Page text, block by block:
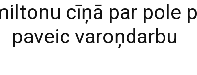
cīņā par pole
paveic varoņdarbu